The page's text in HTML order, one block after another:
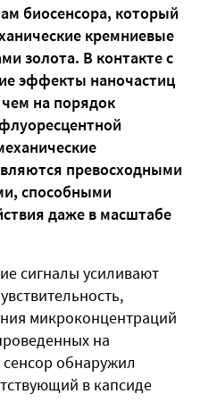
биосенсора, который
кремниевые
золота. В контакте с
эффекты наночастиц
на порядок
превосходными
способными
даже в масштабе
сигналы усиливают
микроконцентраций
на
обнаружил
в капсиде